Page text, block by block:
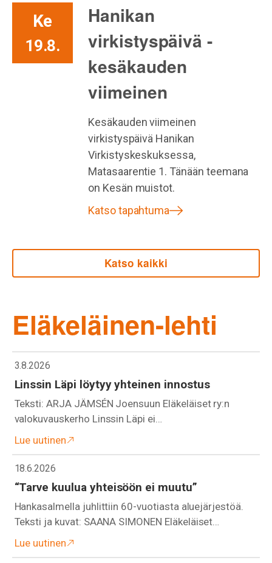
Ke
19.8.
Hanikan
virkistyspäivä -
kesäkauden
viimeinen
Kesäkauden viimeinen
virkistyspäivä Hanikan
Virkistyskeskuksessa,
Matasaarentie 1. Tänään teemana
on Kesän muistot.
Katso tapahtuma
Katso kaikki
Eläkeläinen-lehti
3.8.2026
Linssin Läpi löytyy yhteinen innostus
Teksti: ARJA JÄMSÉN Joensuun Eläkeläiset ry:n
valokuvauskerho Linssin Läpi ei…
Lue uutinen
18.6.2026
“Tarve kuulua yhteisöön ei muutu”
Hankasalmella juhlittiin 60-vuotiasta aluejärjestöä.
Teksti ja kuvat: SAANA SIMONEN Eläkeläiset…
Lue uutinen